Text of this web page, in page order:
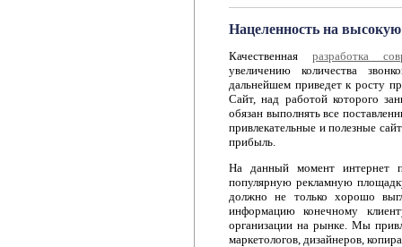
Нацеленность на
Качественнаяразработка
увеличению количества
дальнейшем приведет к росту
Сайт, над работой которого
обязан выполнять все
привлекательные и полезные
прибыль.
На данный момент интернет
популярную рекламную
должно не только хорошо
информацию конечному
организации на рынке. Мы
маркетологов, дизайнеров,